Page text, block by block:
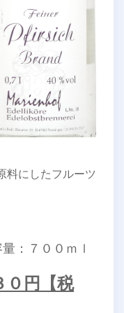
料にしたフルーツ
：７００ｍｌ
０円【税